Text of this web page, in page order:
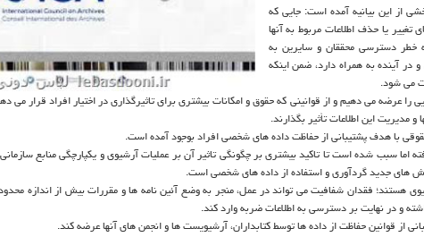
از این بیانیه آمده است: جایی كه
یا حذف اطلاعات مربوط به آنها
خطر دسترسی محققان و سایرین به
در آینده به همراه دارد، ضمن اینكه
می شود.
عرضه می دهیم و از قوانینی كه حقوق و امكانات بیشتری برای تاثیرگذاری در اختیار افراد قرار می
مدیریت این اطلاعات تأثیر بگذارند.
با هدف پشتیبانی از حفاظت داده های شخصی افراد بوجود آمده است.
سبب شده است تا تاكید بیشتری بر چگونگی تاثیر آن بر عملیات آرشیوی و یكپارچگی منابع
های جدید گردآوری و استفاده از داده های شخصی است.
هستند؛ فقدان شفافیت می تواند در عمل، منجر به وضع آئین نامه ها و مقررات بیش از اندازه
و در نهایت بر دسترسی به اطلاعات ضربه وارد كند.
از قوانین حفاظت از داده ها توسط كتابداران، آرشیویست ها و انجمن های آنها عرضه كند.